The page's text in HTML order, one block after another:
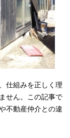
仕組みを正しく理
せん。この記事で
不動産仲介との違